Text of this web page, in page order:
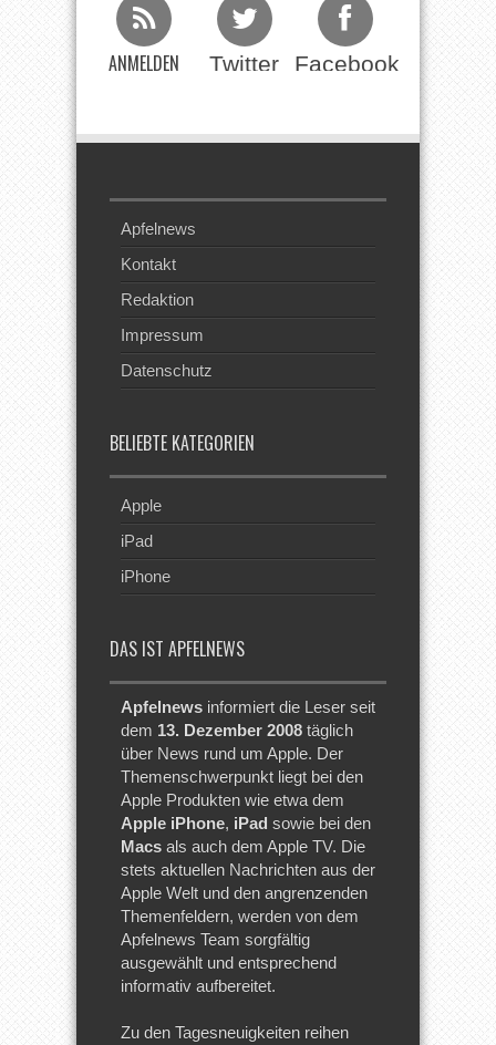
ANMELDEN Twitter Facebook
Apfelnews
Kontakt
Redaktion
Impressum
Datenschutz
BELIEBTE KATEGORIEN
Apple
iPad
iPhone
DAS IST APFELNEWS
Apfelnews informiert die Leser seit
dem 13. Dezember 2008 täglich
über News rund um Apple. Der
Themenschwerpunkt liegt bei den
Apple Produkten wie etwa dem
Apple iPhone, iPad sowie bei den
Macs als auch dem Apple TV. Die
stets aktuellen Nachrichten aus der
Apple Welt und den angrenzenden
Themenfeldern, werden von dem
Apfelnews Team sorgfältig
ausgewählt und entsprechend
informativ aufbereitet.
Zu den Tagesneuigkeiten reihen